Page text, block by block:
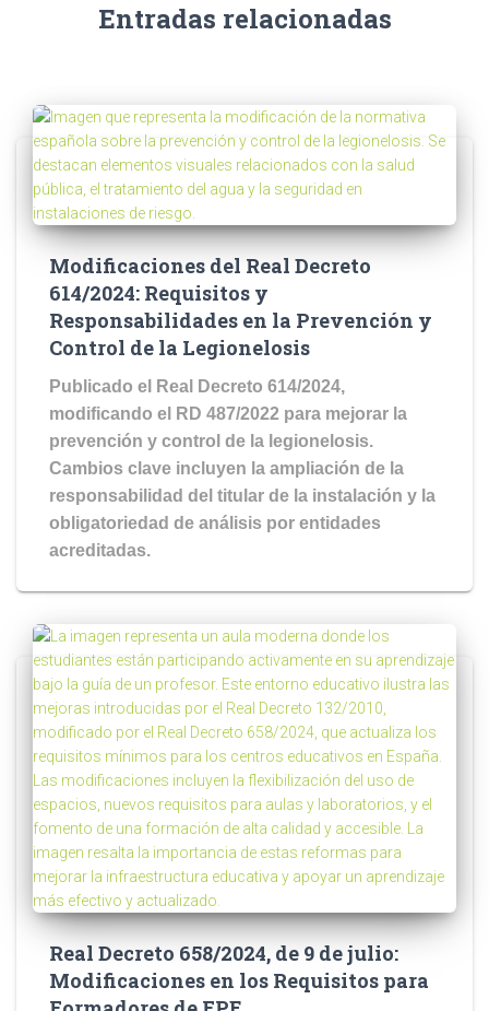
Entradas relacionadas
Modificaciones del Real Decreto
614/2024: Requisitos y
Responsabilidades en la Prevención y
Control de la Legionelosis
Publicado el Real Decreto 614/2024,
modificando el RD 487/2022 para mejorar la
prevención y control de la legionelosis.
Cambios clave incluyen la ampliación de la
responsabilidad del titular de la instalación y la
obligatoriedad de análisis por entidades
acreditadas.
Real Decreto 658/2024, de 9 de julio:
Modificaciones en los Requisitos para